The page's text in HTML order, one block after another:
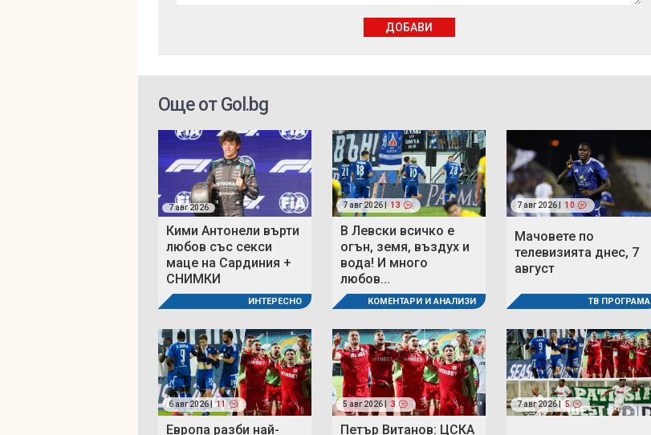
ДОБАВИ
Още от Gol.bg
7 авг 2026
Кими Антонели върти
любов със секси
маце на Сардиния +
СНИМКИ
ИНТЕРЕСНО
7 авг 2026 | 13
В Левски всичко е
огън, земя, въздух и
вода! И много
любов...
КОМЕНТАРИ И АНАЛИЗИ
7 авг 2026 | 10
Мачовете по
телевизията днес, 7
август
ТВ ПРОГРАМА
6 авг 2026 | 11
Европа разби най-
5 авг 2026 | 3
Петър Витанов: ЦСКА
7 авг 2026 | 5